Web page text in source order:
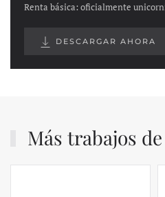
Renta básica: oficialmente
DESCARGAR AHORA
Más trabajos